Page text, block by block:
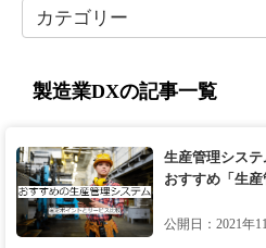
カテゴリー
製造業DXの記事一覧
生産管理シス
おすすめ「生
公開日：2021年